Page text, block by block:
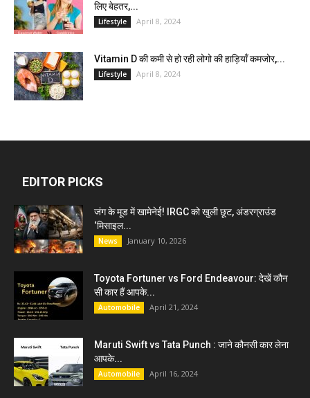
लिए बेहतर,...
Lifestyle April 8, 2024
Vitamin D की कमी से हो रही लोगो की हाड़ियाँ कमजोर,...
Lifestyle April 8, 2024
EDITOR PICKS
जंग के मूड में खामेनेई! IRGC को खुली छूट, अंडरग्राउंड
‘मिसाइल...
News January 10, 2026
Toyota Fortuner vs Ford Endeavour: देखें कौन
सी कार हैं आपके...
Automobile April 21, 2024
Maruti Swift vs Tata Punch : जाने कौनसी कार लेना
आपके...
Automobile April 16, 2024